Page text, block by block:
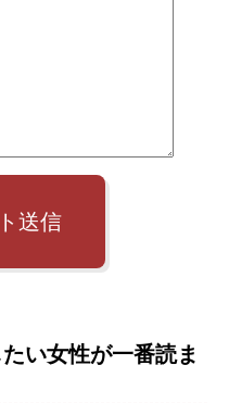
送信
い女性が一番読ま